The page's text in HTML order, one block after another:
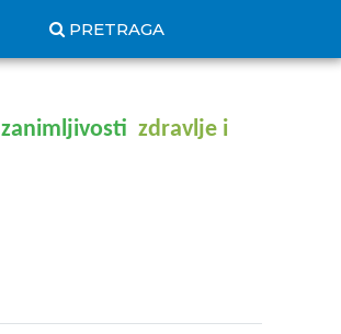
PRETRAGA
zanimljivosti zdravlje i